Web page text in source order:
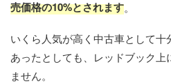
売価格の10%とされます。
いくら人気が高く中古車として
あったとしても、レッドブック
ません。